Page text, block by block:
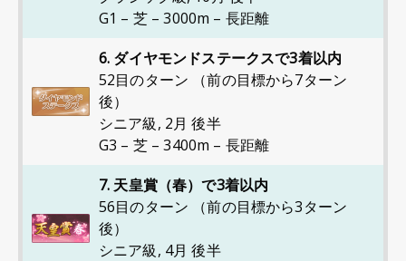
G1 – 芝 – 3000m – 長距離
6. ダイヤモンドステークスで3着以内
52目のターン （前の目標から7ターン
後）
シニア級, 2月 後半
G3 – 芝 – 3400m – 長距離
7. 天皇賞（春）で3着以内
56目のターン （前の目標から3ターン
後）
シニア級, 4月 後半